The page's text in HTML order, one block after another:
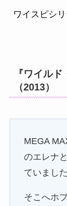
ワイスピシ
『ワイル
（2013）
MEGA
のエレナ
ていました
そこへホ